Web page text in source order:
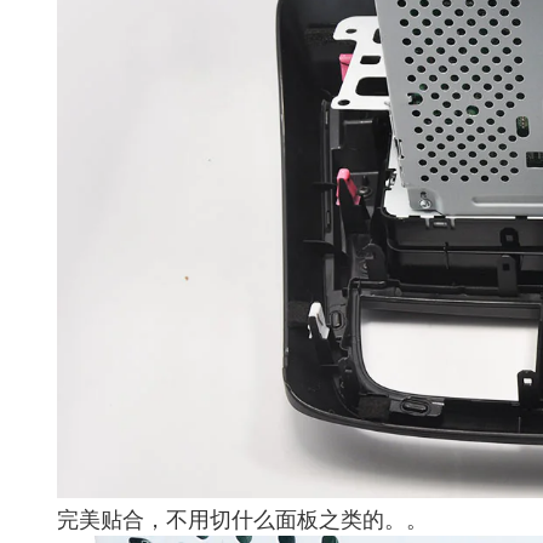
完美贴合，不用切什么面板之类的。。